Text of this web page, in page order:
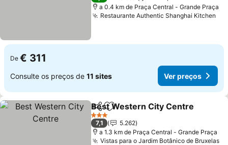
a 0.4 km de Praça Central - Grande Praça
Restaurante Authentic Shanghai Kitchen
De € 311
Consulte os preços de 11 sites Ver preços
PartilharAdicionar aos favoritos
Best Western City Centre
3 Estrelas
7,1
5.262
a 1.3 km de Praça Central - Grande Praça
Vistas para o Jardim Botânico de Bruxelas